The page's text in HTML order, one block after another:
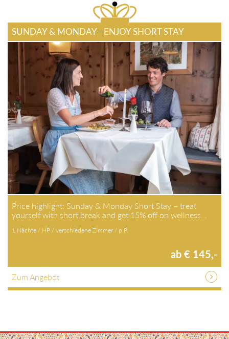
SUNDAY & MONDAY - ENJOY SHORT STAY
Price highlight: Sunday & Monday Short Stay – treat yourself
with short break and get 15% off on wellness…
1 Nächte / HP / verschiedene Zimmer / p.P.
ab € 145,-
Zum Angebot